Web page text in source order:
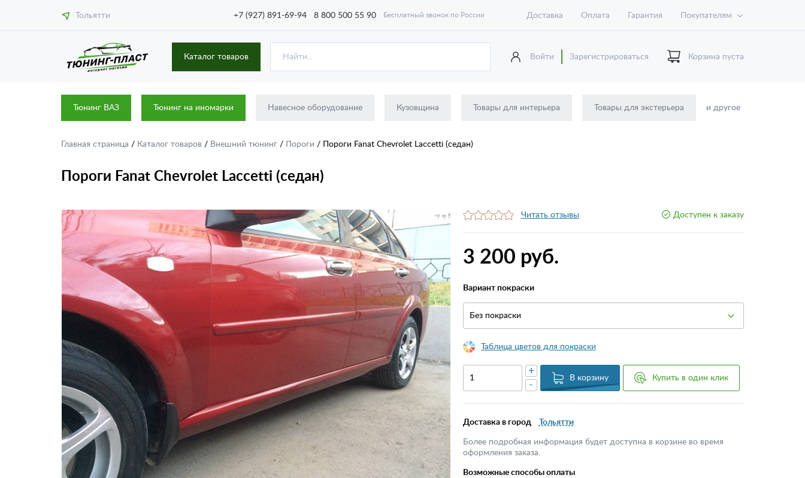
Тольятти +7 (927) 891-69-94 8 800 500 55 90 Бесплатный звонок по России Доставка Оплата Гарантия Покупателям
Каталог товаров Войти Зарегистрироваться Корзина пуста
Тюнинг ВАЗ Тюнинг на иномарки Навесное оборудование Кузовщина Товары для интерьера Товары для экстерьера и другое
Главная страница / Каталог товаров / Внешний тюнинг / Пороги / Пороги Fanat Chevrolet Laccetti (седан)
Пороги Fanat Chevrolet Laccetti (седан)
Читать отзывы Доступен к заказу
3 200 руб.
Вариант покраски
Без покраски
Таблица цветов для покраски
-
+
В корзину Купить в один клик
Доставка в город Тольятти
Более подробная информация будет доступна в корзине во время
оформления заказа.
Возможные способы оплаты